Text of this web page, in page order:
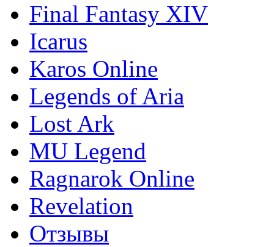
Final Fantasy XIV
Icarus
Karos Online
Legends of Aria
Lost Ark
MU Legend
Ragnarok Online
Revelation
Отзывы